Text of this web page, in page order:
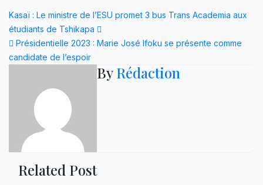
Navigation
de
l’article
Kasaï : Le ministre de l’ESU promet 3 bus Trans Academia aux
étudiants de Tshikapa
Présidentielle 2023 : Marie José Ifoku se présente comme
candidate de l’espoir
ByRédaction
Related Post